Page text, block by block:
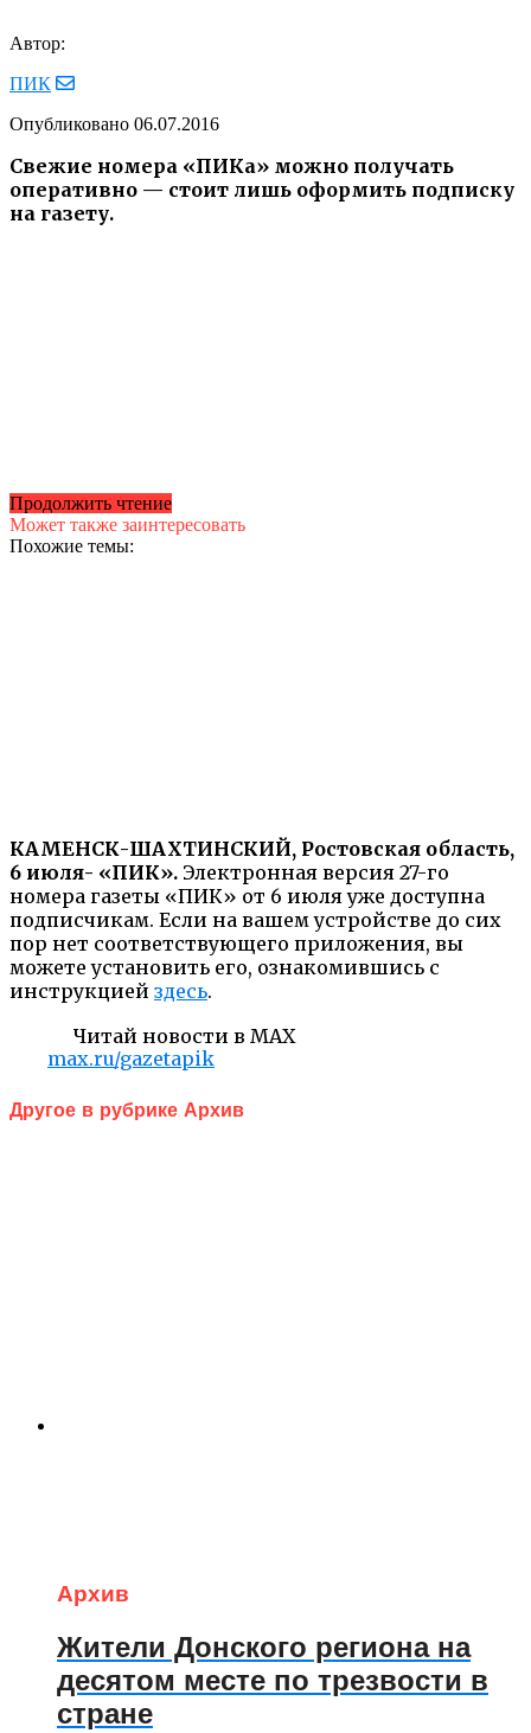
Автор:
ПИК
Опубликовано 06.07.2016
Свежие номера «ПИКа» можно получать
оперативно — стоит лишь оформить подписку
на газету.
КАМЕНСК-ШАХТИНСКИЙ, Ростовская область,
6 июля- «ПИК». Электронная версия 27-го
номера газеты «ПИК» от 6 июля уже доступна
подписчикам. Если на вашем устройстве до сих
пор нет соответствующего приложения, вы
можете установить его, ознакомившись с
инструкцией здесь.
Читай новости в MAX
max.ru/gazetapik
Продолжить чтение
Может также заинтересовать
Похожие темы:
Другое в рубрике Архив
Архив
Жители Донского региона на
десятом месте по трезвости в
стране